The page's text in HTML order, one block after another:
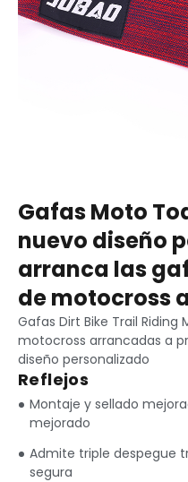
Gafas Moto
nuevo diseño
arranca las
de motocross
Gafas Dirt Bike Trail
motocross arrancadas a
diseño personalizado
Reflejos
Montaje y sellado
mejorado
Admite triple despegue
segura